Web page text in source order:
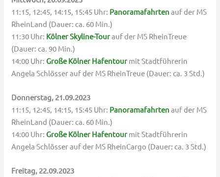
11:15, 12:45, 14:15, 15:45 Uhr: Panoramafahrtenauf der MS
RheinLand (Dauer: ca. 60 Min.)
11:30 Uhr: Kölner Skyline-Tourauf der MS RheinTreue
(Dauer: ca. 90 Min.)
14:00 Uhr: Große Kölner Hafentourmit Stadtführerin
Angela Schlösser auf der MS RheinTreue (Dauer: ca. 3 Std.)
Donnerstag, 21.09.2023
11:15, 12:45, 14:15, 15:45 Uhr: Panoramafahrtenauf der MS
RheinLand (Dauer: ca. 60 Min.)
14:00 Uhr: Große Kölner Hafentourmit Stadtführerin
Angela Schlösser auf der MS RheinCargo (Dauer: ca. 3 Std.)
Freitag, 22.09.2023